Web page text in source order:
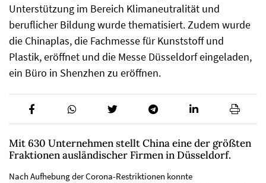
Unterstützung im Bereich Klimaneutralität und
beruflicher Bildung wurde thematisiert. Zudem wurde
die Chinaplas, die Fachmesse für Kunststoff und
Plastik, eröffnet und die Messe Düsseldorf eingeladen,
ein Büro in Shenzhen zu eröffnen.
Mit 630 Unternehmen stellt China eine der größten
Fraktionen ausländischer Firmen in Düsseldorf.
Nach Aufhebung der Corona-Restriktionen konnte